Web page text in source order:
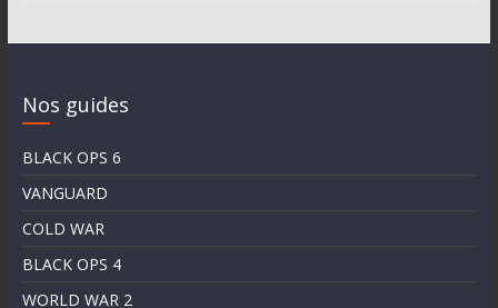
Nos guides
BLACK OPS 6
VANGUARD
COLD WAR
BLACK OPS 4
WORLD WAR 2